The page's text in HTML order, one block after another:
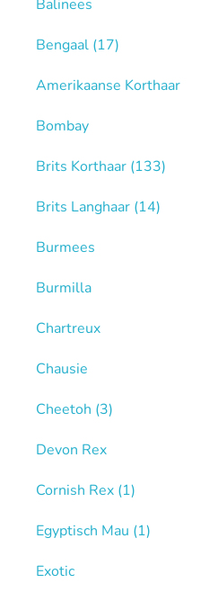
Balinees
Bengaal (17)
Amerikaanse Korthaar
Bombay
Brits Korthaar (133)
Brits Langhaar (14)
Burmees
Burmilla
Chartreux
Chausie
Cheetoh (3)
Devon Rex
Cornish Rex (1)
Egyptisch Mau (1)
Exotic